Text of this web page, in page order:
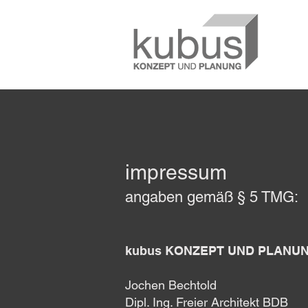
impressum
angaben gemäß § 5 TMG:
kubus KONZEPT UND
Jochen Bechtold
Dipl. Ing. Freier Architekt BDB